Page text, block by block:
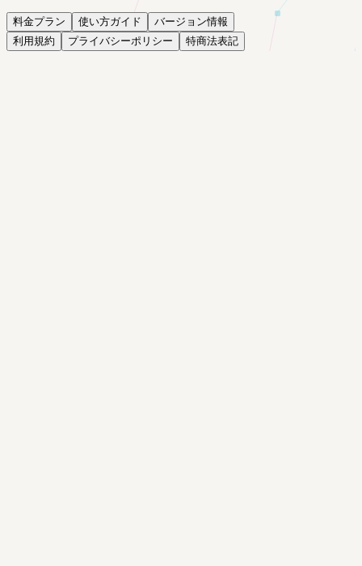
料金プラン 使い方ガイド
バージョン情報
利用規約
プライバシーポリシー 特商法表記